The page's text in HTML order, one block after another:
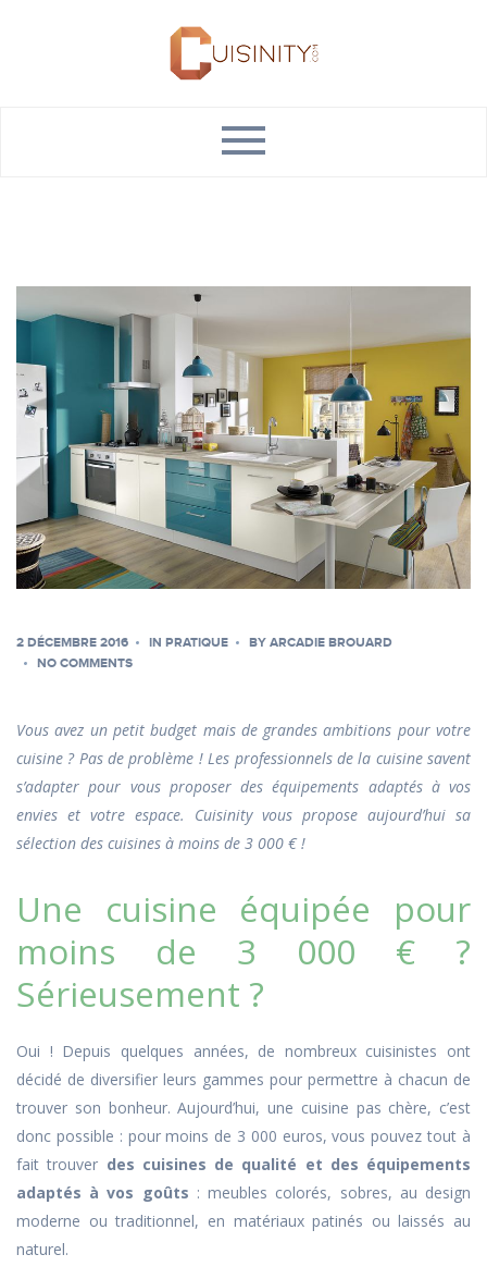
2 DÉCEMBRE 2016 IN PRATIQUE BY ARCADIE BROUARD
NO COMMENTS
Vous avez un petit budget mais de grandes ambitions pour votre
cuisine ? Pas de problème ! Les professionnels de la cuisine savent
s’adapter pour vous proposer des équipements adaptés à vos
envies et votre espace. Cuisinity vous propose aujourd’hui sa
sélection des cuisines à moins de 3 000 € !
Une cuisine équipée pour
moins de 3 000 € ?
Sérieusement ?
Oui ! Depuis quelques années, de nombreux cuisinistes ont
décidé de diversifier leurs gammes pour permettre à chacun de
trouver son bonheur. Aujourd’hui, une cuisine pas chère, c’est
donc possible : pour moins de 3 000 euros, vous pouvez tout à
fait trouver des cuisines de qualité et des équipements
adaptés à vos goûts : meubles colorés, sobres, au design
moderne ou traditionnel, en matériaux patinés ou laissés au
naturel.